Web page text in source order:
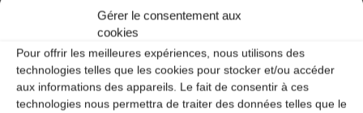
Gérer le consentement aux
cookies
Pour offrir les meilleures expériences, nous utilisons des
technologies telles que les cookies pour stocker et/ou accéder
aux informations des appareils. Le fait de consentir à ces
technologies nous permettra de traiter des données telles que le
A DECOUVRIR :